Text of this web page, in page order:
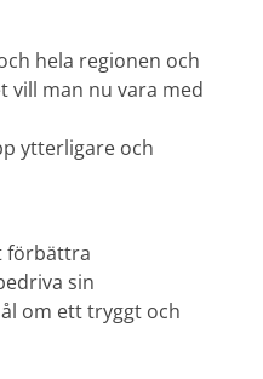
hela regionen och
vill man nu vara med
ytterligare och
förbättra
sin
om ett tryggt och